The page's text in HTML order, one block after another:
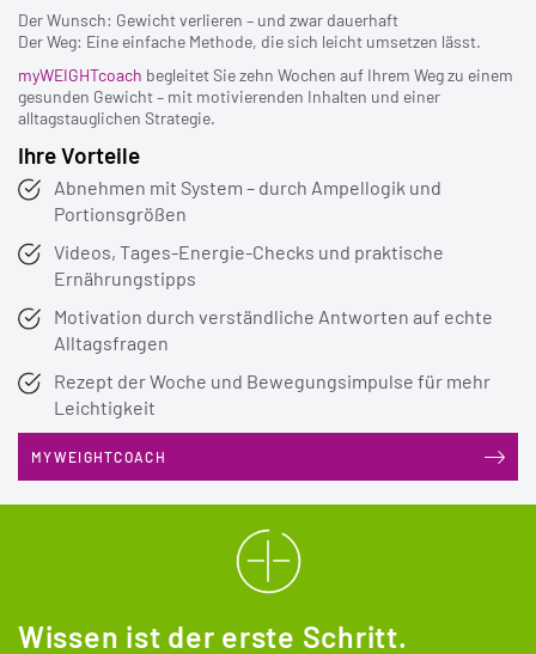
Der Wunsch: Gewicht verlieren – und zwar dauerhaft
Der Weg: Eine einfache Methode, die sich leicht umsetzen lässt.
myWEIGHTcoach begleitet Sie zehn Wochen auf Ihrem Weg zu einem
gesunden Gewicht – mit motivierenden Inhalten und einer
alltagstauglichen Strategie.
Ihre Vorteile
Abnehmen mit System – durch Ampellogik und
Portionsgrößen
Videos, Tages-Energie-Checks und praktische
Ernährungstipps
Motivation durch verständliche Antworten auf echte
Alltagsfragen
Rezept der Woche und Bewegungsimpulse für mehr
Leichtigkeit
MYWEIGHTCOACH
Wissen ist der erste Schritt.